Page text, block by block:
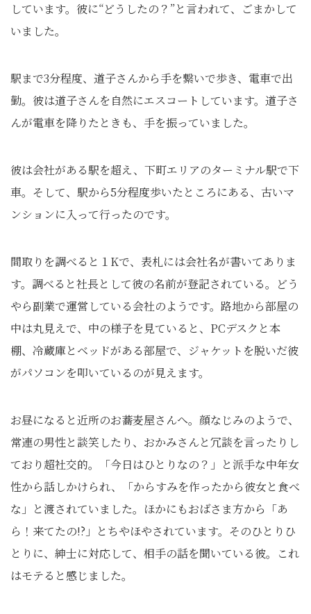
しています。彼に“どうしたの？”と言われて、ごまかして
いました。
駅まで3分程度、道子さんから手を繋いで歩き、電車で出
勤。彼は道子さんを自然にエスコートしています。道子さ
んが電車を降りたときも、手を振っていました。
彼は会社がある駅を超え、下町エリアのターミナル駅で下
車。そして、駅から5分程度歩いたところにある、古いマ
ンションに入って行ったのです。
間取りを調べると１Kで、表札には会社名が書いてありま
す。調べると社長として彼の名前が登記されている。どう
やら副業で運営している会社のようです。路地から部屋の
中は丸見えで、中の様子を見ていると、PCデスクと本
棚、冷蔵庫とベッドがある部屋で、ジャケットを脱いだ彼
がパソコンを叩いているのが見えます。
お昼になると近所のお蕎麦屋さんへ。顔なじみのようで、
常連の男性と談笑したり、おかみさんと冗談を言ったりし
ており超社交的。「今日はひとりなの？」と派手な中年女
性から話しかけられ、「からすみを作ったから彼女と食べ
な」と渡されていました。ほかにもおばさま方から「あ
ら！来てたの!?」とちやほやされています。そのひとりひ
とりに、紳士に対応して、相手の話を聞いている彼。これ
はモテると感じました。